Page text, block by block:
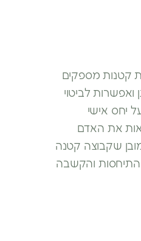
קטנות מספקים
ואפשרות לביטוי
יחס אישי
את האדם
שקבוצה קטנה
והקשבה